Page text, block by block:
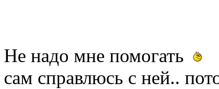
Не надо мне помогать
сам справлюсь с ней..